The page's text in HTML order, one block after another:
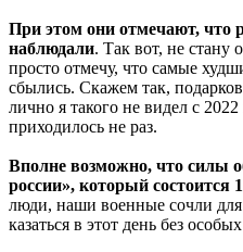
При этом они отмечают, что
наблюдали. Так вот, не стану
просто отмечу, что самые
сбылись. Скажем так,
лично я такого не видел с
приходилось не раз.
Вполне возможно, что силы
россии», который состоится
люди, наши военные сочли
казаться в этот день без